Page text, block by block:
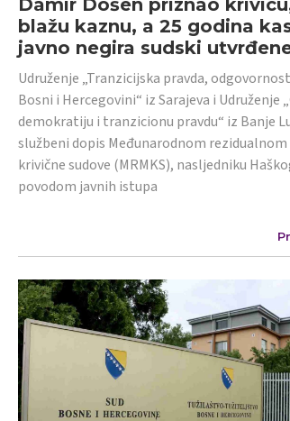
blažu kaznu, a 25 godina
javno negira sudski
Udruženje „Tranzicijska pravda,
Bosni i Hercegovini“ iz Sarajeva i Udruženje
demokratiju i tranzicionu pravdu“ iz Banje
službeni dopis Međunarodnom
krivične sudove (MRMKS), nasljedniku
povodom javnih istupa